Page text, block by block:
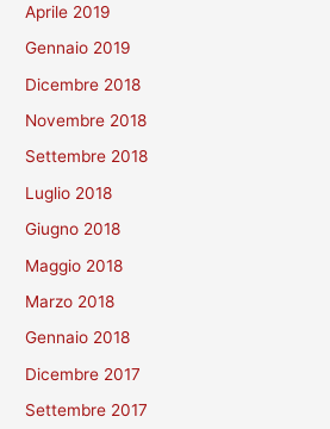
Aprile 2019
Gennaio 2019
Dicembre 2018
Novembre 2018
Settembre 2018
Luglio 2018
Giugno 2018
Maggio 2018
Marzo 2018
Gennaio 2018
Dicembre 2017
Settembre 2017